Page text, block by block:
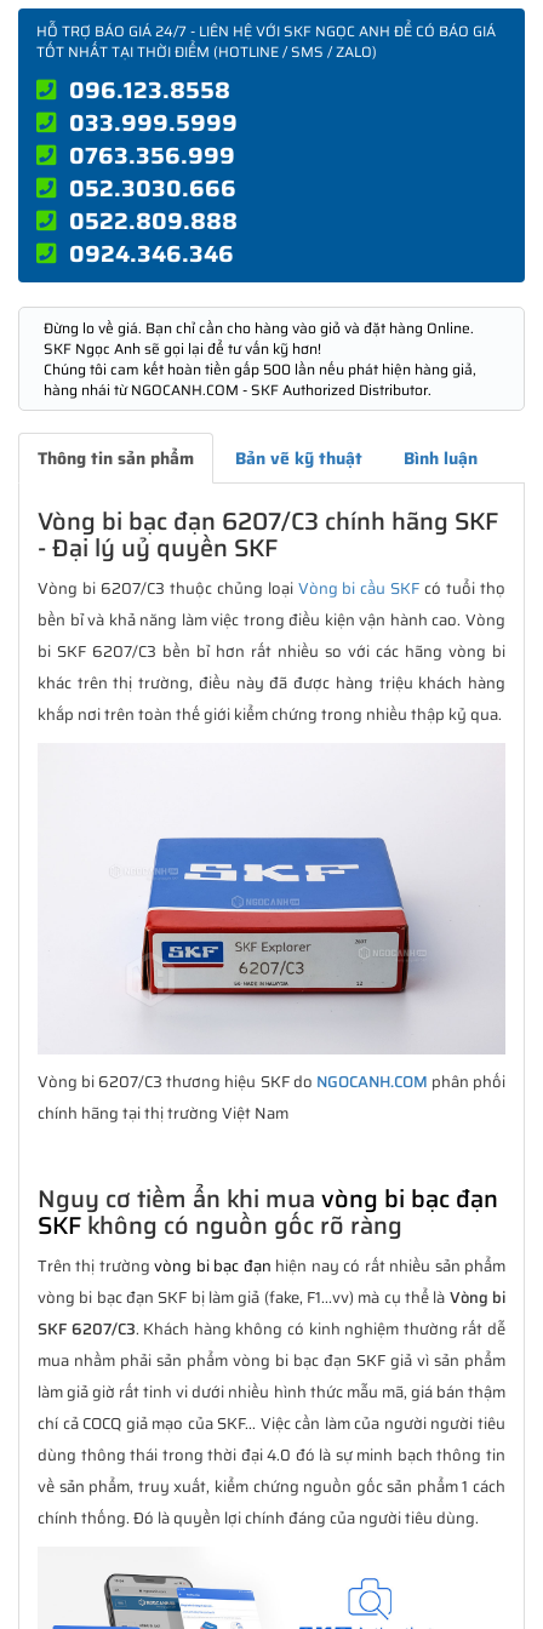
HỖ TRỢ BÁO GIÁ 24/7 - LIÊN HỆ VỚI SKF NGỌC ANH ĐỂ CÓ BÁO GIÁ
TỐT NHẤT TẠI THỜI ĐIỂM (HOTLINE / SMS / ZALO)
096.123.8558
033.999.5999
0763.356.999
052.3030.666
0522.809.888
0924.346.346
Đừng lo về giá. Bạn chỉ cần cho hàng vào giỏ và đặt hàng Online.
SKF Ngọc Anh sẽ gọi lại để tư vấn kỹ hơn!
Chúng tôi cam kết hoàn tiền gấp 500 lần nếu phát hiện hàng giả,
hàng nhái từ NGOCANH.COM - SKF Authorized Distributor.
Thông tin sản phẩm Bản vẽ kỹ thuật Bình luận
Vòng bi bạc đạn 6207/C3 chính hãng SKF
- Đại lý uỷ quyền SKF
Vòng bi 6207/C3 thuộc chủng loạiVòng bi cầu SKFcó tuổi thọ
bền bỉ và khả năng làm việc trong điều kiện vận hành cao. Vòng
bi SKF 6207/C3 bền bỉ hơn rất nhiều so với các hãng vòng bi
khác trên thị trường, điều này đã được hàng triệu khách hàng
khắp nơi trên toàn thế giới kiểm chứng trong nhiều thập kỷ qua.
Vòng bi 6207/C3 thương hiệu SKF do NGOCANH.COM phân phối
chính hãng tại thị trường Việt Nam
Nguy cơ tiềm ẩn khi muavòng bi bạc đạn
SKFkhông có nguồn gốc rõ ràng
Trên thị trườngvòng bi bạc đạn hiện nay có rất nhiều sản phẩm
vòng bi bạc đạn SKF bị làm giả (fake, F1...vv) mà cụ thể làVòng bi
SKF 6207/C3. Khách hàng không có kinh nghiệm thường rất dễ
mua nhầm phải sản phẩm vòng bi bạc đạn SKF giả vì sản phẩm
làm giả giờ rất tinh vi dưới nhiều hình thức mẫu mã, giá bán thậm
chí cả COCQ giả mạo của SKF... Việc cần làm của người người tiêu
dùng thông thái trong thời đại 4.0 đó là sự minh bạch thông tin
về sản phẩm, truy xuất, kiểm chứng nguồn gốc sản phẩm 1 cách
chính thống. Đó là quyền lợi chính đáng của người tiêu dùng.